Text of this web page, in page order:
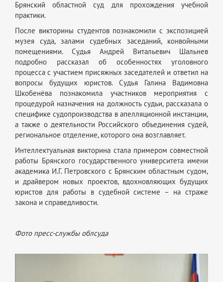
Брянский областной суд для прохождения учебной
практики.
После викторины студентов познакомили с экспозицией
музея суда, залами судебных заседаний, конвойными
помещениями. Судья Андрей Витальевич Шальнев
подробно рассказал об особенностях уголовного
процесса с участием присяжных заседателей и ответил на
вопросы будущих юристов. Судья Галина Вадимовна
Шкобенёва познакомила участников мероприятия с
процедурой назначения на должность судьи, рассказала о
специфике судопроизводства в апелляционной инстанции,
а также о деятельности Российского объединения судей,
региональное отделение, которого она возглавляет.
Интеллектуальная викторина стала примером совместной
работы Брянского государственного университета имени
академика И.Г. Петровского с Брянским областным судом,
и драйвером новых проектов, вдохновляющих будущих
юристов для работы в судебной системе – на страже
закона и справедливости.
Фото пресс-службы облсуда